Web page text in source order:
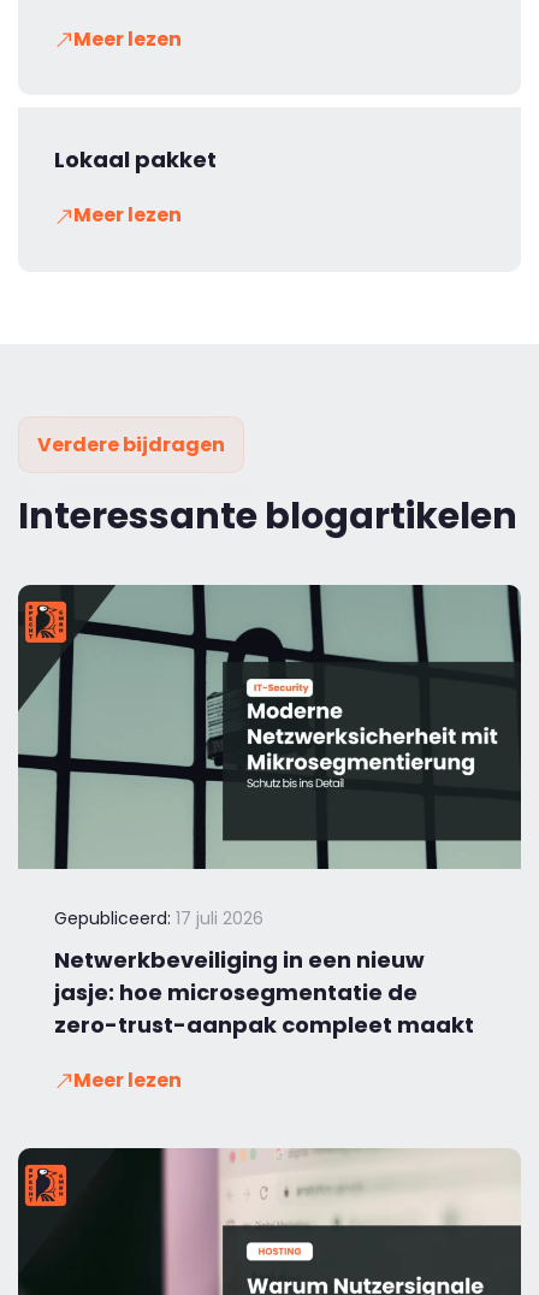
Meer lezen
Lokaal pakket
Meer lezen
Verdere bijdragen
Interessante blogartikelen
Gepubliceerd: 17 juli 2026
Netwerkbeveiliging in een nieuw
jasje: hoe microsegmentatie de
zero-trust-aanpak compleet maakt
Meer lezen